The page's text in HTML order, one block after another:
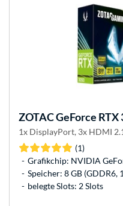
ZOTACGeForce
1x DisplayPort, 3x HDMI
(1)
Grafikchip: NVIDIA
Speicher: 8 GB (GDDR6,
belegte Slots: 2 Slots